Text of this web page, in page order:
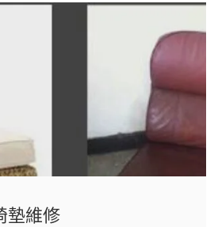
墊維修